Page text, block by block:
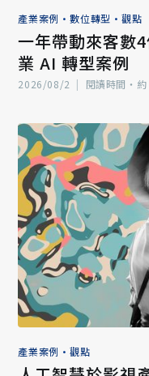
產業案例 •數位轉型 •觀點
一年帶動來客數
業 AI 轉型案例
2026/08/2 | 閱讀時間‧約
產業案例 •觀點